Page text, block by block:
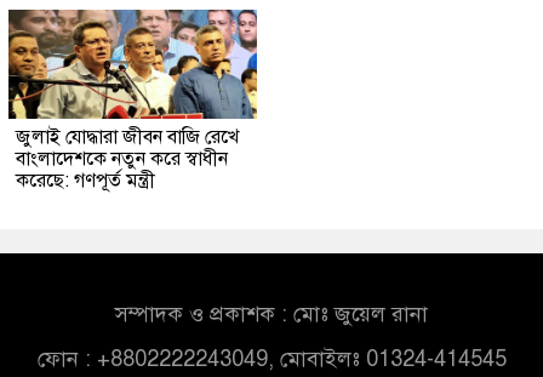
জুলাই যোদ্ধারা জীবন বাজি রেখে
বাংলাদেশকে নতুন করে স্বাধীন
করেছে: গণপূর্ত মন্ত্রী
সম্পাদক ও প্রকাশক : মোঃ জুয়েল রানা
ফোন : +8802222243049, মোবাইলঃ 01324-414545